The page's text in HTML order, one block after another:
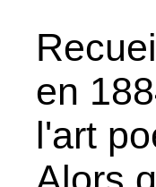
en
l'art